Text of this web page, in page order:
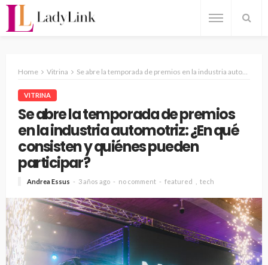
Home Vitrina Se abre la temporada de premios en la industria automotriz: ¿En qué consisten y quiénes pueden participar?
VITRINA
Se abre la temporada de premios
en la industria automotriz: ¿En qué
consisten y quiénes pueden
participar?
Andrea Essus 3 años ago no comment featured tech